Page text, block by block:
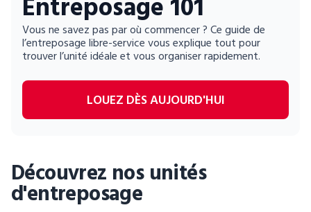
Guide de l'entreposage
Entreposage mobile
Fournitures d’emballage
English
Entreposage 101
Vous ne savez pas par où commencer ? Ce guide de
l’entreposage libre-service vous explique tout pour
trouver l’unité idéale et vous organiser rapidement.
LOUEZ DÈS AUJOURD'HUI
Découvrez nos unités
d'entreposage